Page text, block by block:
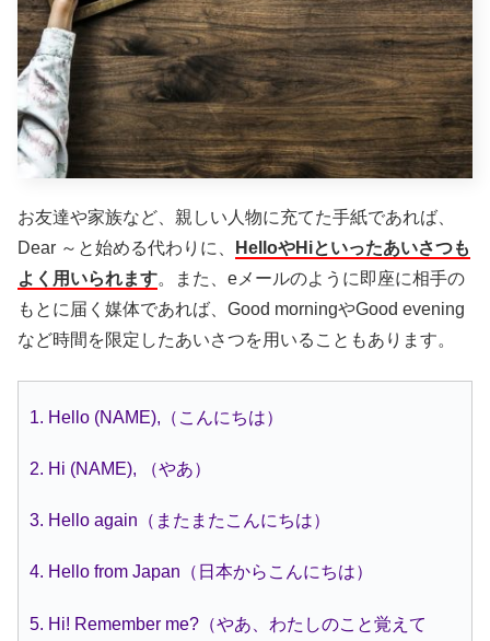
お友達や家族など、親しい人物に充てた手紙であれば、
Dear ～と始める代わりに、
HelloやHiといったあいさつも
よく用いられます。また、eメールのように即座に相手の
もとに届く媒体であれば、Good morningやGood evening
など時間を限定したあいさつを用いることもあります。
1. Hello (NAME),（こんにちは）
2. Hi (NAME), （やあ）
3. Hello again（またまたこんにちは）
4. Hello from Japan（日本からこんにちは）
5. Hi! Remember me?（やあ、わたしのこと覚えて